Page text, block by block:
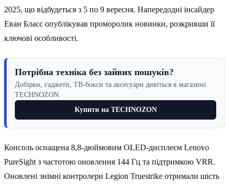
2025, що відбудеться з 5 по 9 вересня. Напередодні інсайдер
Еван Бласс опублікував проморолик новинки, розкривши її
ключові особливості.
Потрібна техніка без зайвих пошуків?
Добірки, гаджети, ТВ-бокси та аксесуари дивіться в магазині
TECHNOZON.
Купити на TECHNOZON
Консоль оснащена 8,8-дюймовим OLED-дисплеєм Lenovo
PureSight з частотою оновлення 144 Гц та підтримкою VRR.
Оновлені знімні контролери Legion Truestrike отримали шість